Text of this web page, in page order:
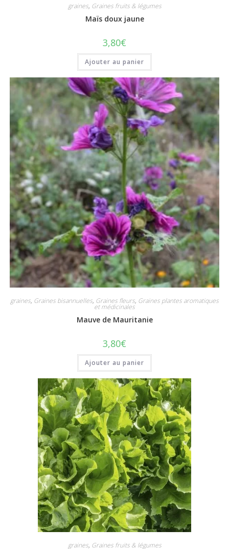
graines, Graines fruits & légumes
Maïs doux jaune
3,80€
Ajouter au panier
graines, Graines bisannuelles, Graines fleurs, Graines plantes aromatiques
et médicinales
Mauve de Mauritanie
3,80€
Ajouter au panier
graines, Graines fruits & légumes